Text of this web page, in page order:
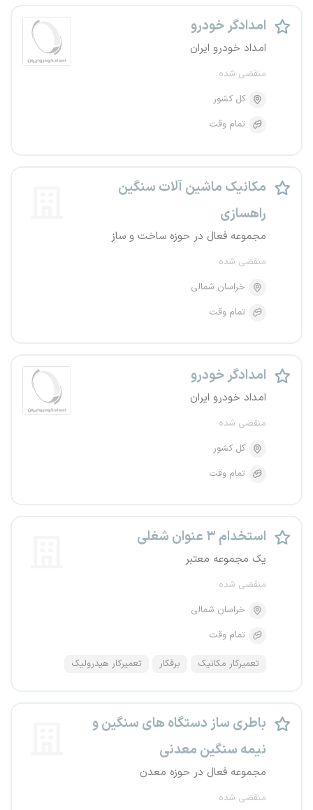
امدادگر خودرو
امداد خودرو ایران
منقضی شده
کل کشور
تمام وقت
مکانیک ماشین آلات سنگین
راهسازی
مجموعه فعال در حوزه ساخت و ساز
منقضی شده
خراسان شمالی
تمام وقت
امدادگر خودرو
امداد خودرو ایران
منقضی شده
کل کشور
تمام وقت
استخدام ۳ عنوان شغلی
یک مجموعه معتبر
منقضی شده
خراسان شمالی
تمام وقت
تعمیرکار مکانیک برقکار تعمیرکار هیدرولیک
باطری ساز دستگاه های سنگین و
نیمه سنگین معدنی
مجموعه فعال در حوزه معدن
منقضی شده